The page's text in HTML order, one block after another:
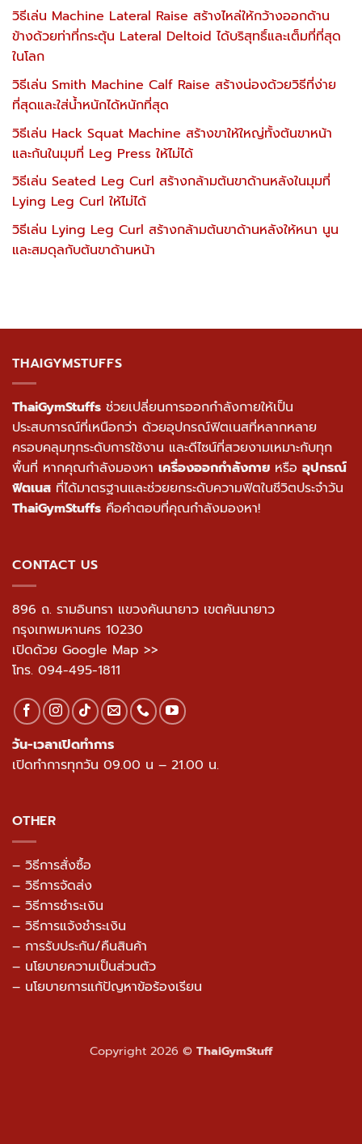
วิธีเล่น Machine Lateral Raise สร้างไหล่ให้กว้างออกด้าน
ข้างด้วยท่าที่กระตุ้น Lateral Deltoid ได้บริสุทธิ์และเต็มที่ที่สุด
ในโลก
วิธีเล่น Smith Machine Calf Raise สร้างน่องด้วยวิธีที่ง่าย
ที่สุดและใส่น้ำหนักได้หนักที่สุด
วิธีเล่น Hack Squat Machine สร้างขาให้ใหญ่ทั้งต้นขาหน้า
และก้นในมุมที่ Leg Press ให้ไม่ได้
วิธีเล่น Seated Leg Curl สร้างกล้ามต้นขาด้านหลังในมุมที่
Lying Leg Curl ให้ไม่ได้
วิธีเล่น Lying Leg Curl สร้างกล้ามต้นขาด้านหลังให้หนา นูน
และสมดุลกับต้นขาด้านหน้า
THAIGYMSTUFFS
ThaiGymStuffs ช่วยเปลี่ยนการออกกำลังกายให้เป็น
ประสบการณ์ที่เหนือกว่า ด้วยอุปกรณ์ฟิตเนสที่หลากหลาย
ครอบคลุมทุกระดับการใช้งาน และดีไซน์ที่สวยงามเหมาะกับทุก
พื้นที่ หากคุณกำลังมองหา เครื่องออกกำลังกาย หรือ อุปกรณ์
ฟิตเนส ที่ได้มาตรฐานและช่วยยกระดับความฟิตในชีวิตประจำวัน
ThaiGymStuffs คือคำตอบที่คุณกำลังมองหา!
CONTACT US
896 ถ. รามอินทรา แขวงคันนายาว เขตคันนายาว
กรุงเทพมหานคร 10230
เปิดด้วย Google Map >>
โทร. 094-495-1811
วัน-เวลาเปิดทำการ
เปิดทำการทุกวัน 09.00 น – 21.00 น.
OTHER
– วิธีการสั่งซื้อ
– วิธีการจัดส่ง
– วิธีการชำระเงิน
– วิธีการแจ้งชำระเงิน
– การรับประกัน/คืนสินค้า
– นโยบายความเป็นส่วนตัว
– นโยบายการแก้ปัญหาข้อร้องเรียน
Copyright 2026 © ThaiGymStuff